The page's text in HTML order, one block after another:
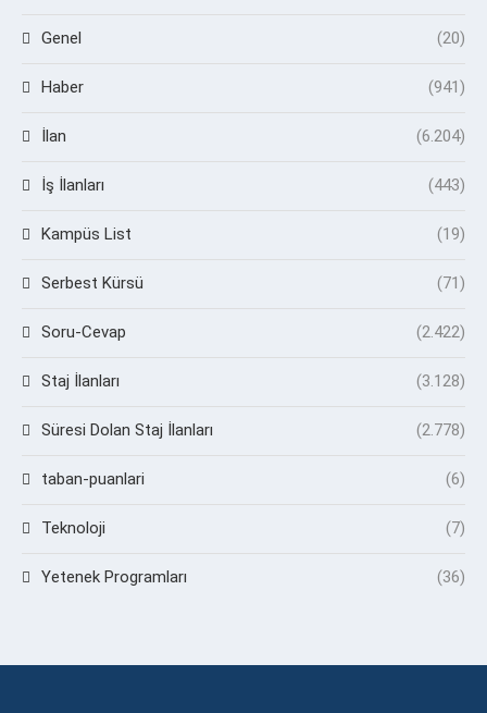
Genel (20)
Haber (941)
İlan (6.204)
İş İlanları (443)
Kampüs List (19)
Serbest Kürsü (71)
Soru-Cevap (2.422)
Staj İlanları (3.128)
Süresi Dolan Staj İlanları (2.778)
taban-puanlari (6)
Teknoloji (7)
Yetenek Programları (36)